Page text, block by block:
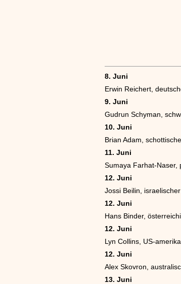
8. Juni
Erwin Reichert,
9. Juni
Gudrun Schyman,
10. Juni
Brian Adam,
11. Juni
Sumaya Farhat-Naser,
12. Juni
Jossi Beilin,
12. Juni
Hans Binder,
12. Juni
Lyn Collins, US-
12. Juni
Alex Skovron,
13. Juni